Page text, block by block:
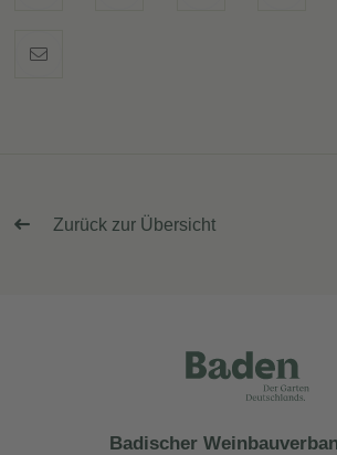
Zurück zur Übersicht
Badischer